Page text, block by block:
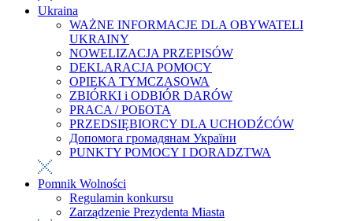
Ukraina
WAŻNE INFORMACJE DLA OBYWATELI
UKRAINY
NOWELIZACJA PRZEPISÓW
DEKLARACJA POMOCY
OPIEKA TYMCZASOWA
ZBIÓRKI i ODBIÓR DARÓW
PRACA / РОБОТА
PRZEDSIĘBIORCY DLA UCHODŹCÓW
Допомога громадянам України
PUNKTY POMOCY I DORADZTWA
Pomnik Wolności
Regulamin konkursu
Zarządzenie Prezydenta Miasta